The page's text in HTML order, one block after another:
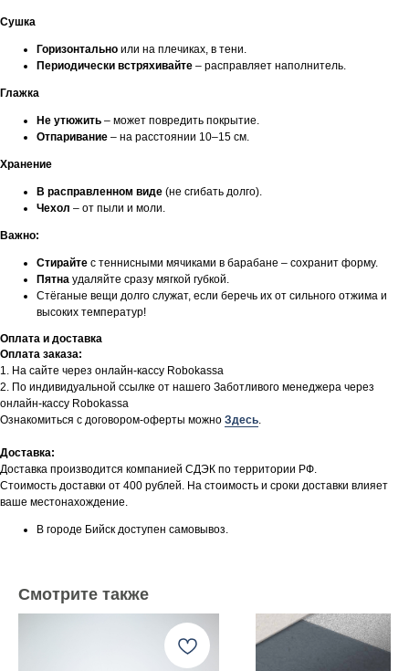
Сушка
Горизонтально или на плечиках, в тени.
Периодически встряхивайте – расправляет наполнитель.
Глажка
Не утюжить – может повредить покрытие.
Отпаривание – на расстоянии 10–15 см.
Хранение
В расправленном виде (не сгибать долго).
Чехол – от пыли и моли.
Важно:
Стирайте с теннисными мячиками в барабане – сохранит форму.
Пятна удаляйте сразу мягкой губкой.
Стёганые вещи долго служат, если беречь их от сильного отжима и
высоких температур!
Оплата и доставка
Оплата заказа:
1. На сайте через онлайн-кассу Robokassa
2. По индивидуальной ссылке от нашего Заботливого менеджера через
онлайн-кассу Robokassa
Ознакомиться с договором-оферты можно Здесь.
Доставка:
Доставка производится компанией СДЭК по территории РФ.
Стоимость доставки от 400 рублей. На стоимость и сроки доставки влияет
ваше местонахождение.
В городе Бийск доступен самовывоз.
Смотрите также